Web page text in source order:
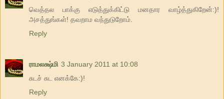
வெத்தல பாக்கு எடுத்துக்கிட்டு மனதார வாழ்த்துகிறேன்:)!
அசத்துங்கள்! தவறாம வந்துடுறோம்.
Reply
ராமலக்ஷ்மி 3 January 2011 at 10:08
சுடச் சுட எனக்கே:)!
Reply